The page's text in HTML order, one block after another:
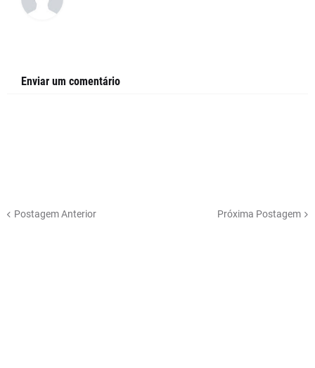
Enviar um comentário
Postagem Anterior Próxima Postagem